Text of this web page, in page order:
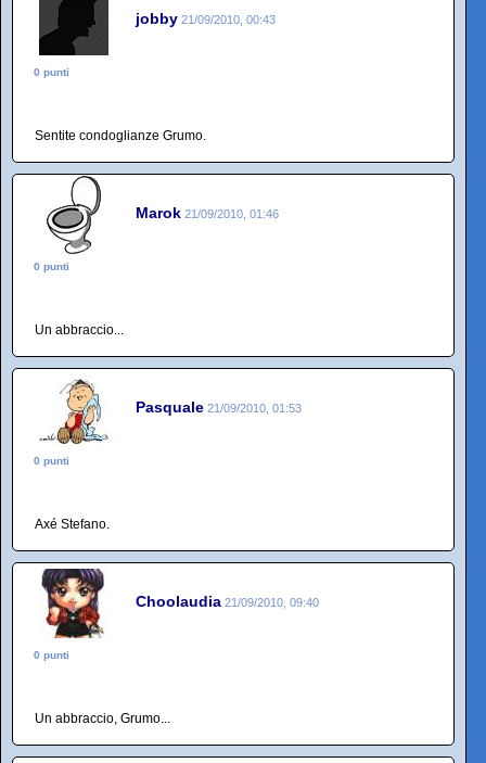
jobby 21/09/2010, 00:43
0 punti
Sentite condoglianze Grumo.
Marok 21/09/2010, 01:46
0 punti
Un abbraccio...
Pasquale 21/09/2010, 01:53
0 punti
Axé Stefano.
Choolaudia 21/09/2010, 09:40
0 punti
Un abbraccio, Grumo...